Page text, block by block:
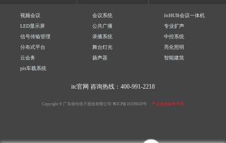
视频会议 会议系统
itcHUB会议一体机
LED显示屏
公共广播
专业扩声
信号传输管理
录播系统
中控系统
分布式平台
舞台灯光
亮化照明
云会务
扬声器
智能建筑
pis车载系统
itc官网 咨询热线：400-991-2218
Copyright © 广东保伦电子股份有限公司 粤ICP备16106620号 产品参数解释声明